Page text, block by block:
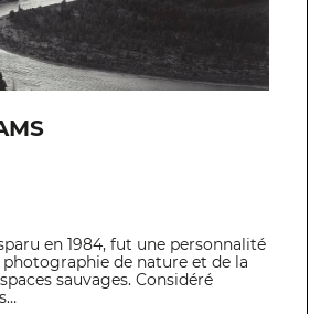
en 1984, fut une personnalité
de nature et de la
sauvages. Considéré